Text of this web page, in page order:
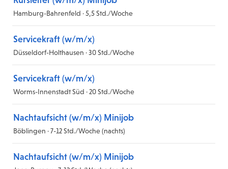
Hamburg-Bahrenfeld · 5,5 Std./Woche
Servicekraft (w/m/x)
Düsseldorf-Holthausen · 30 Std./Woche
Servicekraft (w/m/x)
Worms-Innenstadt Süd · 20 Std./Woche
Nachtaufsicht (w/m/x) Minijob
Böblingen · 7-12 Std./Woche (nachts)
Nachtaufsicht (w/m/x) Minijob